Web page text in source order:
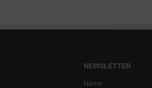
NEWSLETTER
Name